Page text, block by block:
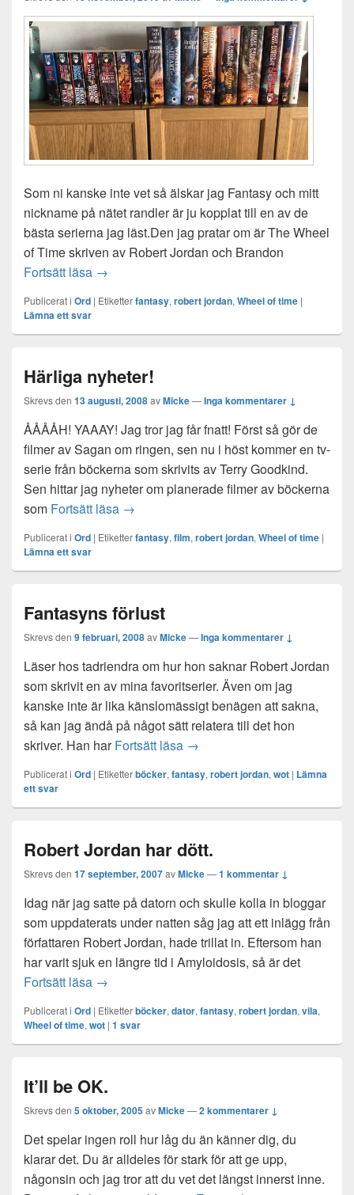
Som ni kanske inte vet så älskar jag Fantasy och mitt
nickname på nätet randler är ju kopplat till en av de
bästa serierna jag läst.Den jag pratar om är The Wheel
of Time skriven av Robert Jordan och Brandon
Fortsätt läsa Wheel of Time
→
Publicerat i Ord | Etiketterfantasy,robert jordan,Wheel of time |
Lämna ett svar
Härliga nyheter!
Skrevs den 13 augusti, 2008avMicke—Inga kommentarer ↓
ÅÅÅÅH! YAAAY! Jag tror jag får fnatt! Först så gör de
filmer av Sagan om ringen, sen nu i höst kommer en tv-
serie från böckerna som skrivits av Terry Goodkind.
Sen hittar jag nyheter om planerade filmer av böckerna
som Fortsätt läsa Härliga nyheter!
→
Publicerat i Ord | Etiketterfantasy,film,robert jordan,Wheel of time |
Lämna ett svar
Fantasyns förlust
Skrevs den 9 februari, 2008avMicke—Inga kommentarer ↓
Läser hos tadriendra om hur hon saknar Robert Jordan
som skrivit en av mina favoritserier. Även om jag
kanske inte är lika känslomässigt benägen att sakna,
så kan jag ändå på något sätt relatera till det hon
skriver. Han harFortsätt läsa Fantasyns förlust
→
Publicerat i Ord | Etiketterböcker,fantasy,robert jordan,wot | Lämna
ett svar
Robert Jordan har dött.
Skrevs den 17 september, 2007avMicke—1 kommentar ↓
Idag när jag satte på datorn och skulle kolla in bloggar
som uppdaterats under natten såg jag att ett inlägg från
författaren Robert Jordan, hade trillat in. Eftersom han
har varit sjuk en längre tid i Amyloidosis, så är det
Fortsätt läsa Robert Jordan har dött.
→
Publicerat i Ord | Etiketterböcker,dator,fantasy,robert jordan,vila,
Wheel of time,wot | 1 svar
It’ll be OK.
Skrevs den 5 oktober, 2005avMicke—2 kommentarer ↓
Det spelar ingen roll hur låg du än känner dig, du
klarar det. Du är alldeles för stark för att ge upp,
någonsin och jag tror att du vet det längst innerst inne.